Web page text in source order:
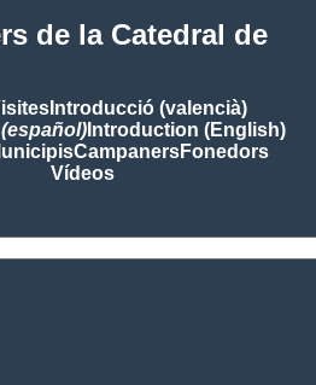
de la Catedral de
Introducció (valencià)
Introduction (English)
CampanersFonedors
Vídeos